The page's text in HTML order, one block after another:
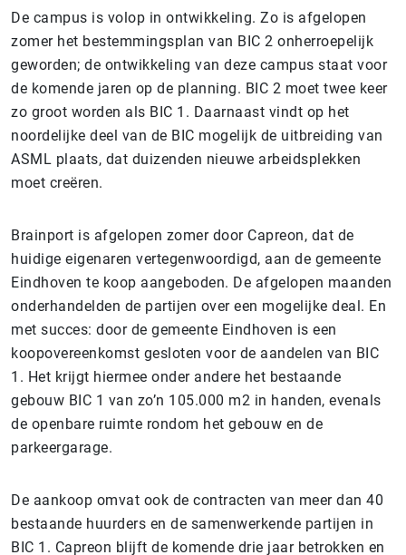
De campus is volop in ontwikkeling. Zo is afgelopen
zomer het bestemmingsplan van BIC 2 onherroepelijk
geworden; de ontwikkeling van deze campus staat voor
de komende jaren op de planning. BIC 2 moet twee keer
zo groot worden als BIC 1. Daarnaast vindt op het
noordelijke deel van de BIC mogelijk de uitbreiding van
ASML plaats, dat duizenden nieuwe arbeidsplekken
moet creëren.
Brainport is afgelopen zomer door Capreon, dat de
huidige eigenaren vertegenwoordigd, aan de gemeente
Eindhoven te koop aangeboden. De afgelopen maanden
onderhandelden de partijen over een mogelijke deal. En
met succes: door de gemeente Eindhoven is een
koopovereenkomst gesloten voor de aandelen van BIC
1. Het krijgt hiermee onder andere het bestaande
gebouw BIC 1 van zo’n 105.000 m2 in handen, evenals
de openbare ruimte rondom het gebouw en de
parkeergarage.
De aankoop omvat ook de contracten van meer dan 40
bestaande huurders en de samenwerkende partijen in
BIC 1. Capreon blijft de komende drie jaar betrokken en